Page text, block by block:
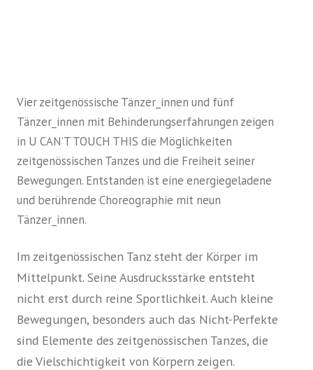
Vier zeitgenössische Tänzer_innen und fünf
Tänzer_innen mit Behinderungserfahrungen zeigen
in U CAN’T TOUCH THIS die Möglichkeiten
zeitgenössischen Tanzes und die Freiheit seiner
Bewegungen. Entstanden ist eine energiegeladene
und berührende Choreographie mit neun
Tänzer_innen.
Im zeitgenössischen Tanz steht der Körper im
Mittelpunkt. Seine Ausdrucksstärke entsteht
nicht erst durch reine Sportlichkeit. Auch kleine
Bewegungen, besonders auch das Nicht-Perfekte
sind Elemente des zeitgenössischen Tanzes, die
die Vielschichtigkeit von Körpern zeigen.